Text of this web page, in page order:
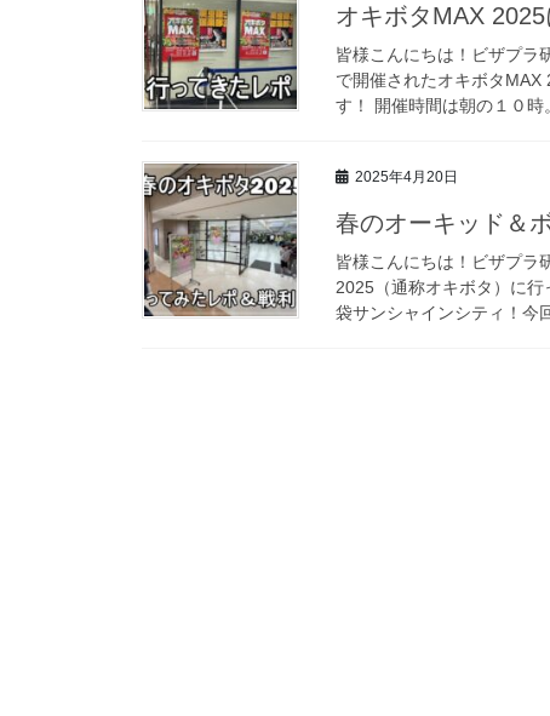
オキボタMAX 2025
皆様こんにちは！ビザプラ
で開催されたオキボタMAX
す！ 開催時間は朝の１０
2025年4月20日
春のオーキッド＆
皆様こんにちは！ビザプラ
2025（通称オキボタ）に
袋サンシャインシティ！今